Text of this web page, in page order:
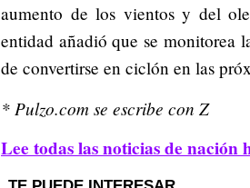
aumento de los vientos y del
entidad añadió que se monitorea
de convertirse en ciclón en las
* Pulzo.com se escribe con Z
Lee todas las noticias de nación